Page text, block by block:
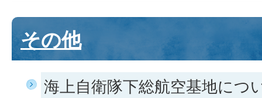
その他
海上自衛隊下総航空基地につ